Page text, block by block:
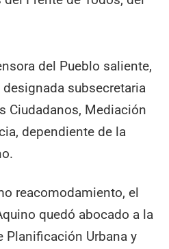
del Pueblo saliente,
subsecretaria
Ciudadanos, Mediación
dependiente de la
reacomodamiento, el
quedó abocado a la
Planificación Urbana y